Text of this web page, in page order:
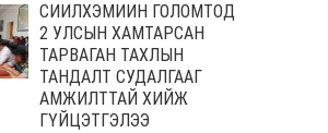
СИЙЛХЭМИЙН ГОЛОМТОД
2 УЛСЫН ХАМТАРСАН
ТАРВАГАН ТАХЛЫН
ТАНДАЛТ СУДАЛГААГ
АМЖИЛТТАЙ ХИЙЖ
ГҮЙЦЭТГЭЛЭЭ